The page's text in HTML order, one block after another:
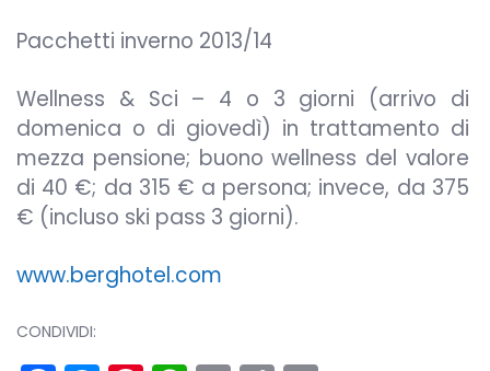
Pacchetti inverno 2013/14
Wellness & Sci – 4 o 3 giorni (arrivo di
domenica o di giovedì) in trattamento di
mezza pensione; buono wellness del valore
di 40 €; da 315 € a persona; invece, da 375
€ (incluso ski pass 3 giorni).
www.berghotel.com
CONDIVIDI: